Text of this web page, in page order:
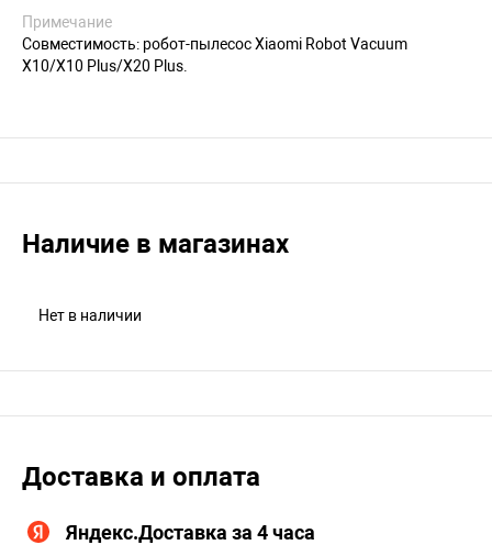
Примечание
Совместимость: робот-пылесос Xiaomi Robot Vacuum
X10/X10 Plus/X20 Plus.
Наличие в магазинах
Нет в наличии
Доставка и оплата
Яндекс.Доставка за 4 часа